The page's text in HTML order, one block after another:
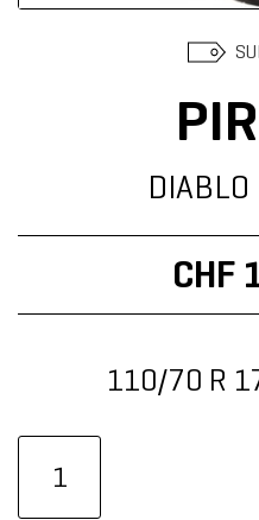
DIABLO
CHF
110/70 R